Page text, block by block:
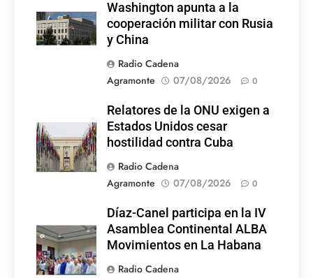
Washington apunta a la
cooperación militar con Rusia
y China
Radio Cadena
Agramonte
07/08/2026 0
Relatores de la ONU exigen a
Estados Unidos cesar
hostilidad contra Cuba
Radio Cadena
Agramonte
07/08/2026 0
Díaz-Canel participa en la IV
Asamblea Continental ALBA
Movimientos en La Habana
Radio Cadena